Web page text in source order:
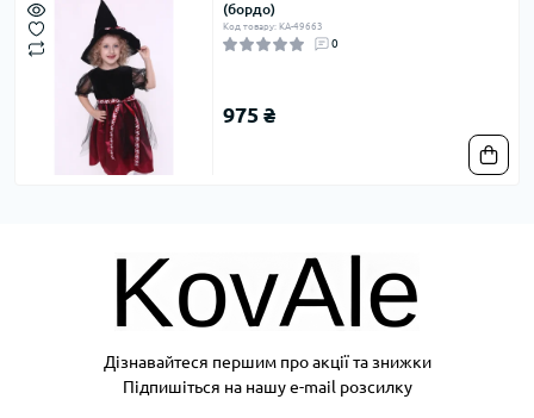
(бордо)
Код товару: KA-49663
0
975 ₴
Дізнавайтеся першим про акції та знижки
Підпишіться на нашу e-mail розсилку